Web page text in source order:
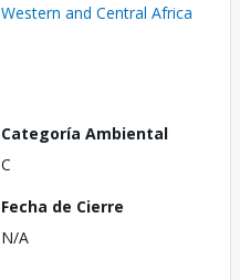
Western and Central Africa
Categoría Ambiental
C
Fecha de Cierre
N/A